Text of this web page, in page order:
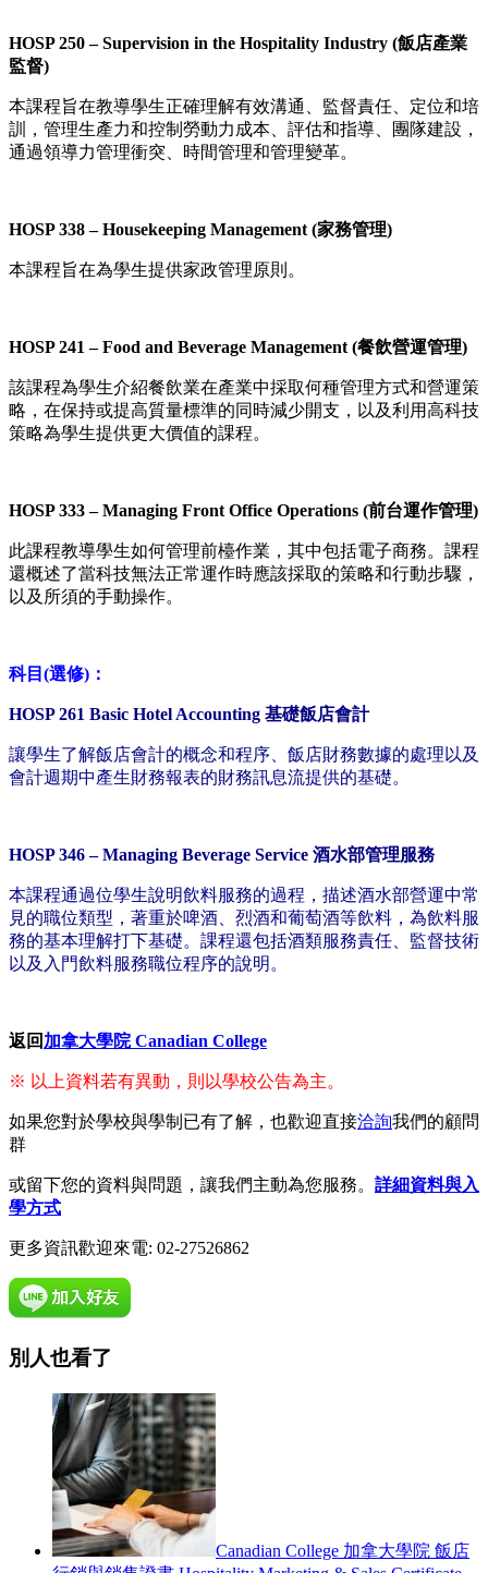
HOSP 250 – Supervision in the Hospitality Industry (飯店產業
監督)
本課程旨在教導學生正確理解有效溝通、監督責任、定位和培
訓，管理生產力和控制勞動力成本、評估和指導、團隊建設，
通過領導力管理衝突、時間管理和管理變革。
HOSP 338 – Housekeeping Management (家務管理)
本課程旨在為學生提供家政管理原則。
HOSP 241 – Food and Beverage Management (餐飲營運管理)
該課程為學生介紹餐飲業在產業中採取何種管理方式和營運策
略，在保持或提高質量標準的同時減少開支，以及利用高科技
策略為學生提供更大價值的課程。
HOSP 333 – Managing Front Office Operations (前台運作管理)
此課程教導學生如何管理前檯作業，其中包括電子商務。課程
還概述了當科技無法正常運作時應該採取的策略和行動步驟，
以及所須的手動操作。
科目(選修)：
HOSP 261 Basic Hotel Accounting 基礎飯店會計
讓學生了解飯店會計的概念和程序、飯店財務數據的處理以及
會計週期中產生財務報表的財務訊息流提供的基礎。
HOSP 346 – Managing Beverage Service 酒水部管理服務
本課程通過位學生說明飲料服務的過程，描述酒水部營運中常
見的職位類型，著重於啤酒、烈酒和葡萄酒等飲料，為飲料服
務的基本理解打下基礎。課程還包括酒類服務責任、監督技術
以及入門飲料服務職位程序的說明。
返回 加拿大學院 Canadian College
※ 以上資料若有異動，則以學校公告為主。
如果您對於學校與學制已有了解，也歡迎直接洽詢我們的顧問
群
或留下您的資料與問題，讓我們主動為您服務。 詳細資料與入
學方式
更多資訊歡迎來電: 02-27526862
別人也看了
Canadian College 加拿大學院 飯店